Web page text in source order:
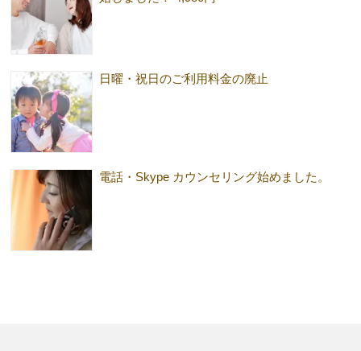
日曜・祝日のご利用料金の廃止
電話・Skype カウンセリング始めました。